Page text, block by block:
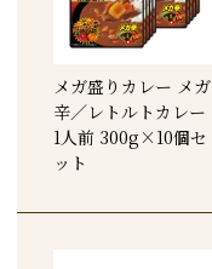
メガ盛りカレー メガ
辛／レトルトカレー
1人前 300g×10個セ
ット